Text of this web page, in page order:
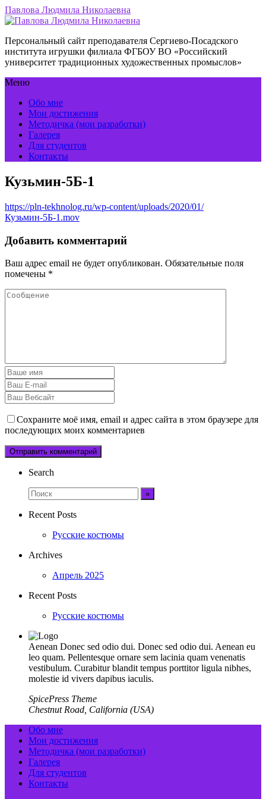
Павлова Людмила Николаевна
Персональный сайт преподавателя Сергиево-Посадского
института игрушки филиала ФГБОУ ВО «Российский
университет традиционных художественных промыслов»
Меню
Обо мне
Мои достижения
Методичка (мои разработки)
Галерея
Для студентов
Контакты
Кузьмин-5Б-1
https://pln-tekhnolog.ru/wp-content/uploads/2020/01/
Кузьмин-5Б-1.mov
Добавить комментарий
Ваш адрес email не будет опубликован. Обязательные поля
помечены *
Сохраните моё имя, email и адрес сайта в этом браузере для
последующих моих комментариев
Search
Recent Posts
Русские костюмы
Archives
Апрель 2025
Recent Posts
Русские костюмы
Aenean Donec sed odio dui. Donec sed odio dui. Aenean eu
leo quam. Pellentesque ornare sem lacinia quam venenatis
vestibulum. Curabitur blandit tempus porttitor ligula nibhes,
molestie id vivers dapibus iaculis.
SpicePress Theme
Chestnut Road, California (USA)
Обо мне
Мои достижения
Методичка (мои разработки)
Галерея
Для студентов
Контакты